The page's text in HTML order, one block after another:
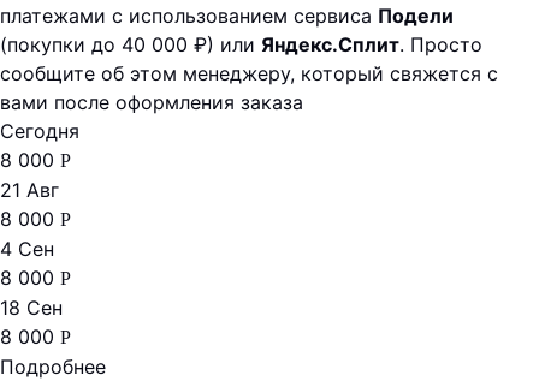
платежами с использованием сервиса Подели
(покупки до 40 000 ₽) или Яндекс.Сплит. Просто
сообщите об этом менеджеру, который свяжется с
вами после оформления заказа
Сегодня
8 000 Р
21 Авг
8 000 Р
4 Сен
8 000 Р
18 Сен
8 000 Р
Подробнее